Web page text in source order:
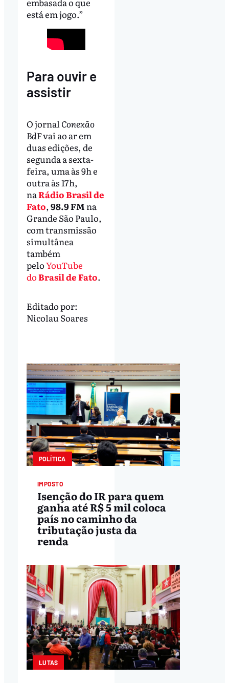
está em jogo.”
Para ouvir e
assistir
O jornalConexão
BdFvai ao ar em
duas edições, de
segunda a sexta-
feira, uma às 9h e
outra às 17h,
naRádio Brasil de
Fato, 98.9 FM na
Grande São Paulo,
com transmissão
simultânea
também
peloYouTube
doBrasil de Fato.
Editado por:
Nicolau Soares
POLÍTICA
IMPOSTO
Isenção do IR para quem
ganha até R$ 5 mil coloca
país no caminho da
tributação justa da
renda
LUTAS